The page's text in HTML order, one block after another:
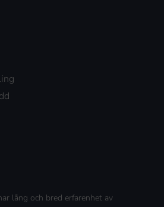
lång och bred erfarenhet av